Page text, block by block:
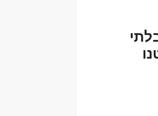
החלטנו